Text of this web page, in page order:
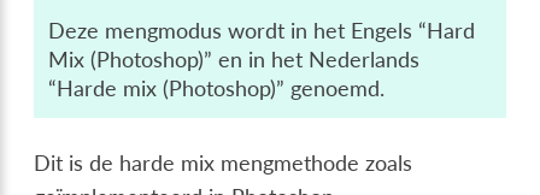
Deze mengmodus wordt in het Engels “Hard
Mix (Photoshop)” en in het Nederlands
“Harde mix (Photoshop)” genoemd.
Dit is de harde mix mengmethode zoals